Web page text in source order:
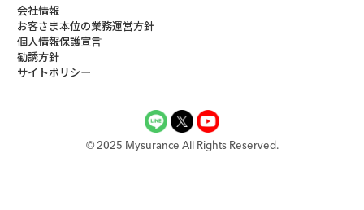
会社情報
お客さま本位の業務運営方針
個人情報保護宣言
勧誘方針
サイトポリシー
©︎ 2025 Mysurance All Rights Reserved.